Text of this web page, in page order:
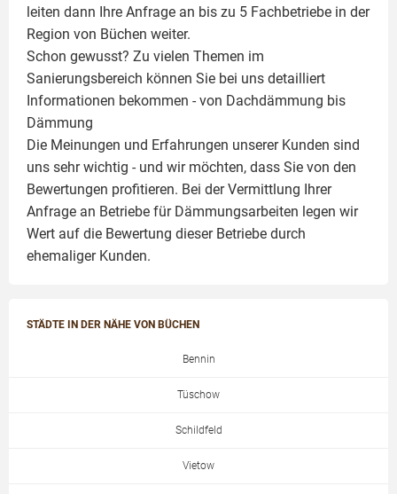
leiten dann Ihre Anfrage an bis zu 5 Fachbetriebe in der
Region von Büchen weiter.
Schon gewusst? Zu vielen Themen im
Sanierungsbereich können Sie bei uns detailliert
Informationen bekommen - von Dachdämmung bis
Dämmung
Die Meinungen und Erfahrungen unserer Kunden sind
uns sehr wichtig - und wir möchten, dass Sie von den
Bewertungen profitieren. Bei der Vermittlung Ihrer
Anfrage an Betriebe für Dämmungsarbeiten legen wir
Wert auf die Bewertung dieser Betriebe durch
ehemaliger Kunden.
STÄDTE IN DER NÄHE VON BÜCHEN
Bennin
Tüschow
Schildfeld
Vietow